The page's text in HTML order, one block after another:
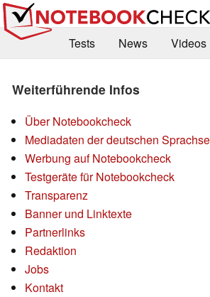
Tests News
Videos
Forum
Weiterführende Infos
Über Notebookcheck
Mediadaten der deutschen
Werbung auf Notebookcheck
Testgeräte für Notebookcheck
Transparenz
Banner und Linktexte
Partnerlinks
Redaktion
Jobs
Kontakt